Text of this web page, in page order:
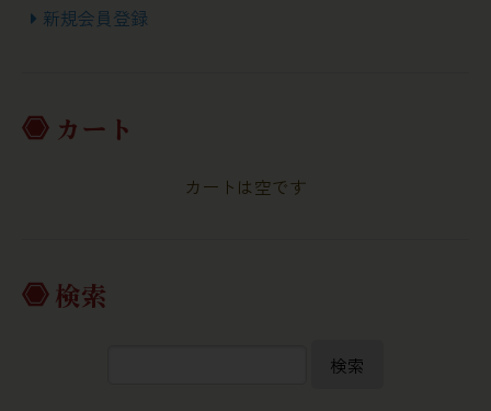
新規会員登録
カート
カートは空です
検索
検索